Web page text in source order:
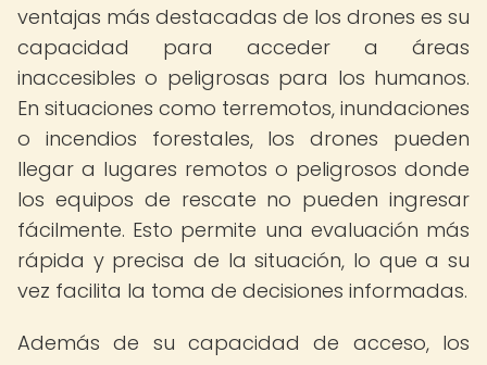
ventajas más destacadas de los drones es su
capacidad para acceder a áreas
inaccesibles o peligrosas para los humanos.
En situaciones como terremotos, inundaciones
o incendios forestales, los drones pueden
llegar a lugares remotos o peligrosos donde
los equipos de rescate no pueden ingresar
fácilmente. Esto permite una evaluación más
rápida y precisa de la situación, lo que a su
vez facilita la toma de decisiones informadas.
Además de su capacidad de acceso, los